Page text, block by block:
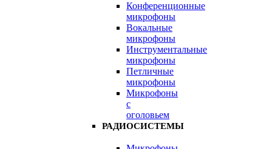
Конференционные
микрофоны
Вокальные
микрофоны
Инструментальные
микрофоны
Петличные
микрофоны
Микрофоны
с
оголовьем
РАДИОСИСТЕМЫ